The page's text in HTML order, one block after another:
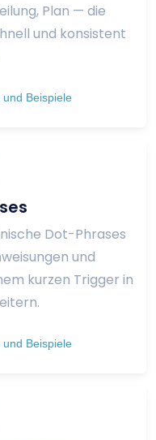
Plan — die
und konsistent
und Beispiele
Dot-Phrases
und
kurzen Trigger in
und Beispiele